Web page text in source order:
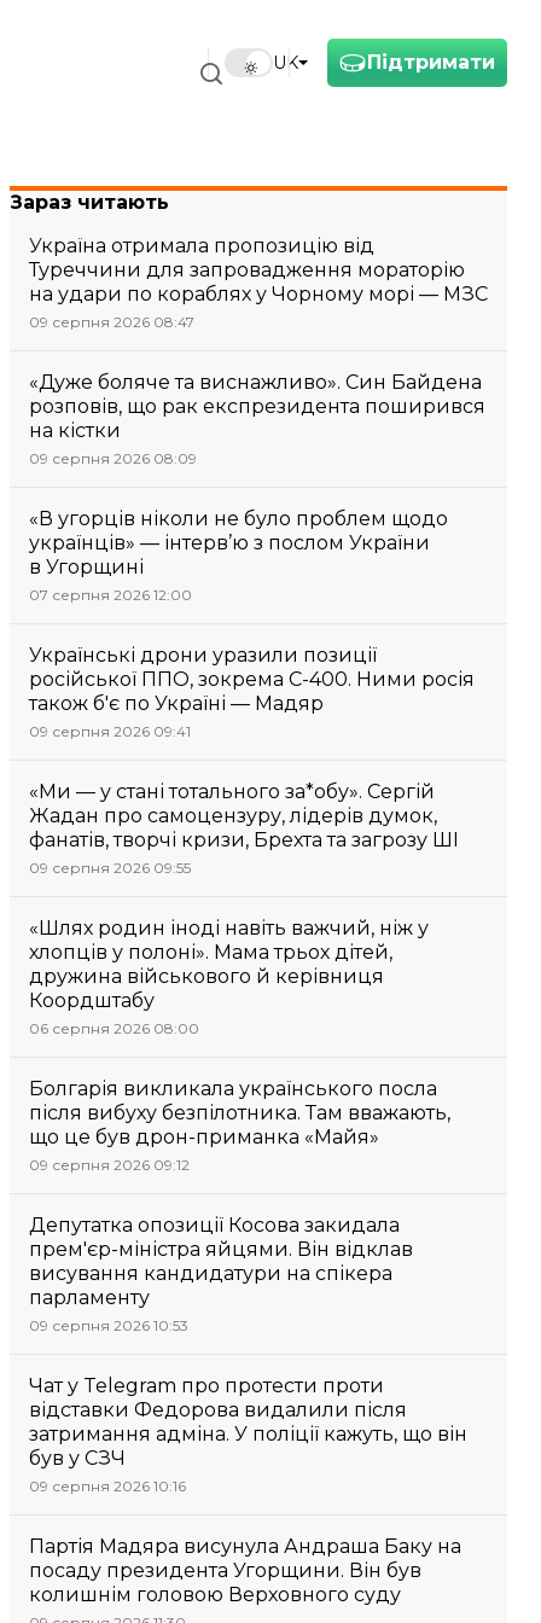
Підтримати
UK
Зараз читають
Україна отримала пропозицію від
Туреччини для запровадження мораторію
на удари по кораблях у Чорному морі — МЗС
09 серпня 2026 08:47
«Дуже боляче та виснажливо». Син Байдена
розповів, що рак експрезидента поширився
на кістки
09 серпня 2026 08:09
«В угорців ніколи не було проблем щодо
українців» — інтерв’ю з послом України
в Угорщині
07 серпня 2026 12:00
Українські дрони уразили позиції
російської ППО, зокрема С-400. Ними росія
також б'є по Україні — Мадяр
09 серпня 2026 09:41
«Ми — у стані тотального за*обу». Сергій
Жадан про самоцензуру, лідерів думок,
фанатів, творчі кризи, Брехта та загрозу ШІ
09 серпня 2026 09:55
«Шлях родин іноді навіть важчий, ніж у
хлопців у полоні». Мама трьох дітей,
дружина військового й керівниця
Коордштабу
06 серпня 2026 08:00
Болгарія викликала українського посла
після вибуху безпілотника. Там вважають,
що це був дрон-приманка «Майя»
09 серпня 2026 09:12
Депутатка опозиції Косова закидала
прем'єр-міністра яйцями. Він відклав
висування кандидатури на спікера
парламенту
09 серпня 2026 10:53
Чат у Telegram про протести проти
відставки Федорова видалили після
затримання адміна. У поліції кажуть, що він
був у СЗЧ
09 серпня 2026 10:16
Партія Мадяра висунула Андраша Баку на
посаду президента Угорщини. Він був
колишнім головою Верховного суду